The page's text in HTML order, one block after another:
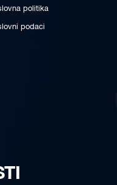
politika
podaci